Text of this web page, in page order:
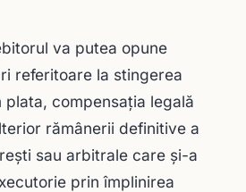
va putea opune
referitoare la stingerea
compensaţia legală
rămânerii definitive a
sau arbitrale care şi-a
prin împlinirea